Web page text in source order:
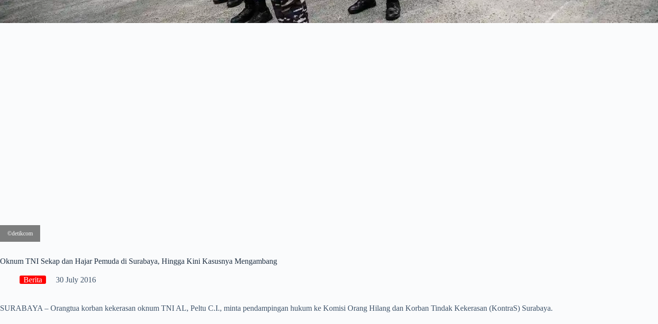
©detikcom
Oknum TNI Sekap dan Hajar Pemuda di Surabaya, Hingga Kini Kasusnya Mengambang
Berita 30 July 2016
SURABAYA – Orangtua korban kekerasan oknum TNI AL, Peltu C.I., minta pendampingan hukum ke Komisi Orang Hilang dan Korban Tindak Kekerasan (KontraS) Surabaya.